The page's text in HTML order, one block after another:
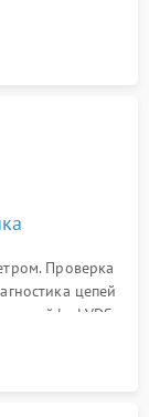
надежности
Проверка
цепей
шлейфе LVDS